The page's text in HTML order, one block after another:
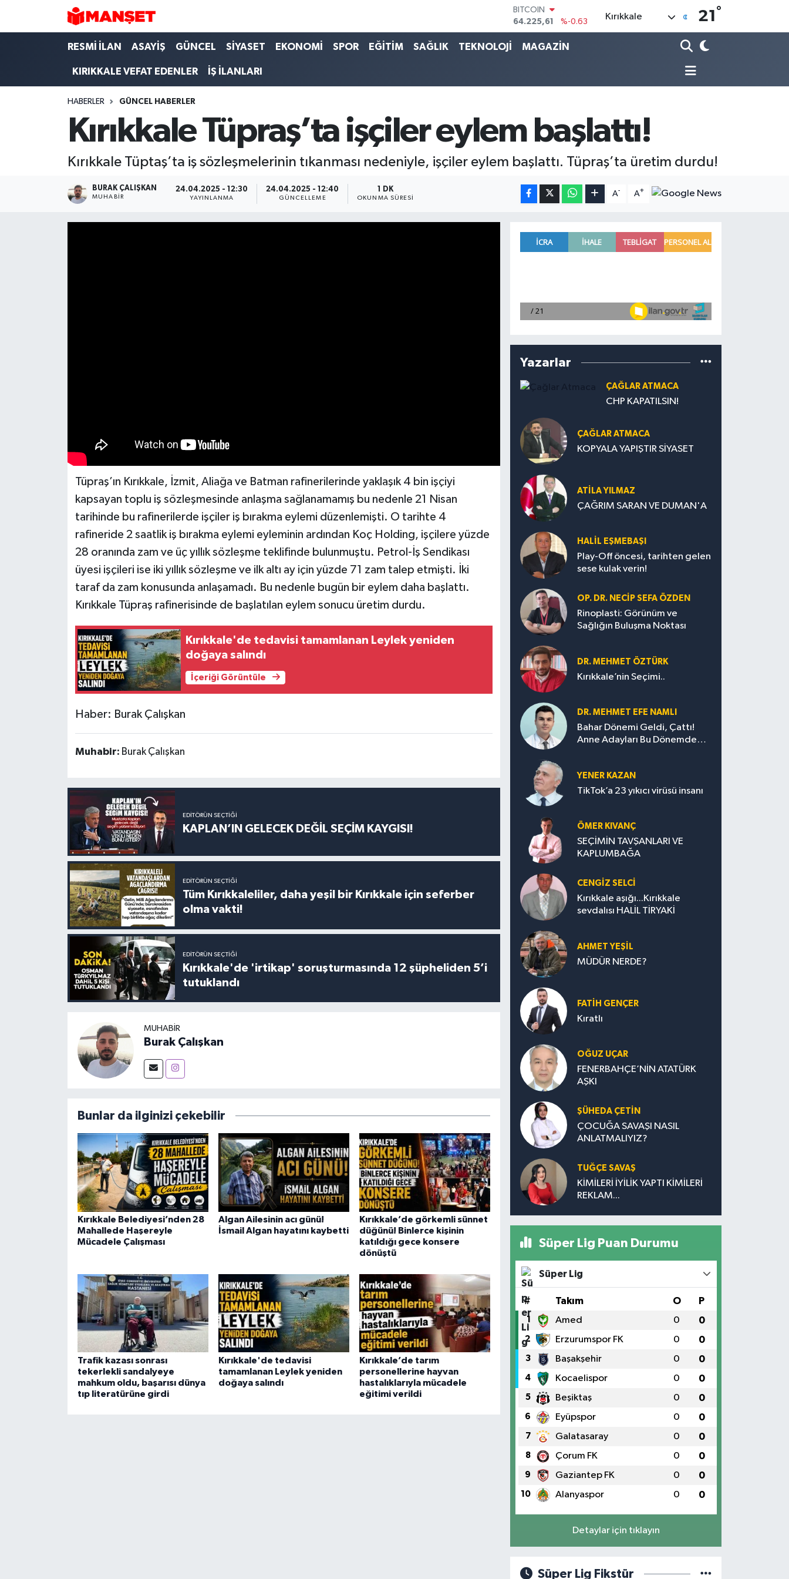
64.225,61
DOLAR
47,7143
%0.16
EURO
13.799
%70
Kırıkkale 21 °
RESMİ İLAN ASAYİŞ GÜNCEL SİYASET EKONOMİ SPOR EĞİTİM SAĞLIK TEKNOLOJİ MAGAZİN
KIRIKKALE VEFAT EDENLER İŞ İLANLARI
HABERLER GÜNCEL HABERLER
Kırıkkale Tüpraş’ta işçiler eylem başlattı!
Kırıkkale Tüptaş’ta iş sözleşmelerinin tıkanması nedeniyle, işçiler eylem başlattı. Tüpraş’ta üretim durdu!
BURAK ÇALIŞKAN
MUHABIR
24.04.2025 - 12:30
YAYINLANMA
24.04.2025 - 12:40
GÜNCELLEME
1 DK
OKUNMA SÜRESI
A- A+
Tüpraş’ın Kırıkkale, İzmit, Aliağa ve Batman rafinerilerinde yaklaşık 4 bin işçiyi
kapsayan toplu iş sözleşmesinde anlaşma sağlanamamış bu nedenle 21 Nisan
tarihinde bu rafinerilerde işçiler iş bırakma eylemi düzenlemişti. O tarihte 4
rafineride 2 saatlik iş bırakma eylemi eyleminin ardından Koç Holding, işçilere yüzde
28 oranında zam ve üç yıllık sözleşme teklifinde bulunmuştu. Petrol-İş Sendikası
üyesi işçileri ise iki yıllık sözleşme ve ilk altı ay için yüzde 71 zam talep etmişti. İki
taraf da zam konusunda anlaşamadı. Bu nedenle bugün bir eylem daha başlattı.
Kırıkkale Tüpraş rafinerisinde de başlatılan eylem sonucu üretim durdu.
Kırıkkale'de tedavisi tamamlanan Leylek yeniden
doğaya salındı
İçeriği Görüntüle
Haber: Burak Çalışkan
Muhabir: Burak Çalışkan
EDITÖRÜN SEÇTIĞI
KAPLAN’IN GELECEK DEĞİL SEÇİM KAYGISI!
EDITÖRÜN SEÇTIĞI
Tüm Kırıkkaleliler, daha yeşil bir Kırıkkale için seferber
olma vakti!
EDITÖRÜN SEÇTIĞI
Kırıkkale'de 'irtikap' soruşturmasında 12 şüpheliden 5’i
tutuklandı
MUHABIR
Burak Çalışkan
Bunlar da ilginizi çekebilir
Kırıkkale Belediyesi’nden 28
Mahallede Haşereyle
Mücadele Çalışması
Algan Ailesinin acı günü!
İsmail Algan hayatını kaybetti
Kırıkkale’de görkemli sünnet
düğünü! Binlerce kişinin
katıldığı gece konsere
dönüştü
Trafik kazası sonrası
tekerlekli sandalyeye
mahkum oldu, başarısı dünya
tıp literatürüne girdi
Kırıkkale'de tedavisi
tamamlanan Leylek yeniden
doğaya salındı
Kırıkkale’de tarım
personellerine hayvan
hastalıklarıyla mücadele
eğitimi verildi
Yazarlar
ÇAĞLAR ATMACA
CHP KAPATILSIN!
ÇAĞLAR ATMACA
KOPYALA YAPIŞTIR SİYASET
ATILA YILMAZ
ÇAĞRIM SARAN VE DUMAN'A
HALIL EŞMEBAŞI
Play-Off öncesi, tarihten gelen
sese kulak verin!
OP. DR. NECIP SEFA ÖZDEN
Rinoplasti: Görünüm ve
Sağlığın Buluşma Noktası
DR. MEHMET ÖZTÜRK
Kırıkkale’nin Seçimi..
DR. MEHMET EFE NAMLI
Bahar Dönemi Geldi, Çattı!
Anne Adayları Bu Dönemde
YENER KAZAN
TikTok’a 23 yıkıcı virüsü insanı
ÖMER KIVANÇ
SEÇİMİN TAVŞANLARI VE
KAPLUMBAĞA
CENGİZ SELCİ
Kırıkkale aşığı...Kırıkkale
sevdalısı HALİL TİRYAKİ
AHMET YEŞİL
MÜDÜR NERDE?
FATIH GENÇER
Kıratlı
OĞUZ UÇAR
FENERBAHÇE’NİN ATATÜRK
AŞKI
ŞÜHEDA ÇETİN
ÇOCUĞA SAVAŞI NASIL
ANLATMALIYIZ?
TUĞÇE SAVAŞ
KİMİLERİ İYİLİK YAPTI KİMİLERİ
REKLAM...
Süper Lig Puan Durumu
Süper Lig
# Takım O P
1 Amed 0 0
2 Erzurumspor FK 0 0
3 Başakşehir 0 0
4 Kocaelispor 0 0
5 Beşiktaş 0 0
6 Eyüpspor 0 0
7 Galatasaray 0 0
8 Çorum FK 0 0
9 Gaziantep FK 0 0
10 Alanyaspor 0 0
Detaylar için tıklayın
Süper Lig Fikstür
Hava Durumu
Trafik Durumu
Süper Lig Puan Durumu ve Fikstür
Tüm Manşetler
Son Dakika Haberleri
Haber Arşivi